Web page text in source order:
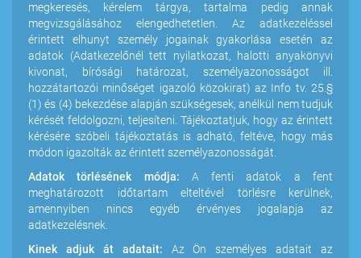
megkeresés, kérelem tárgya, tartalma pedig annak
megvizsgálásához elengedhetetlen. Az adatkezeléssel
érintett elhunyt személy jogainak gyakorlása esetén az
adatok (Adatkezelőnél tett nyilatkozat, halotti anyakönyvi
kivonat, bírósági határozat, személyazonosságot ill.
hozzátartozói minőséget igazoló közokirat) az Info tv. 25.§
(1) és (4) bekezdése alapján szükségesek, anélkül nem tudjuk
kérését feldolgozni, teljesíteni. Tájékoztatjuk, hogy az érintett
kérésére szóbeli tájékoztatás is adható, feltéve, hogy más
módon igazolták az érintett személyazonosságát.
Adatok törlésének módja: A fenti adatok a fent
meghatározott időtartam elteltével törlésre kerülnek,
amennyiben nincs egyéb érvényes jogalapja az
adatkezelésnek.
Kinek adjuk át adatait: Az Ön személyes adatait az